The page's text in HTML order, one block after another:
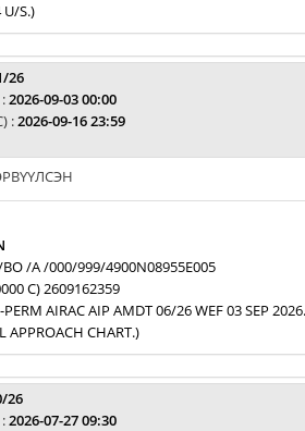
U/S.)
26
2026-09-03 00:00
:2026-09-16 23:59
/A /000/999/4900N08955E005
C) 2609162359
PERM AIRAC AIP AMDT 06/26 WEF 03 SEP 2026.
APPROACH CHART.)
26
2026-07-27 09:30